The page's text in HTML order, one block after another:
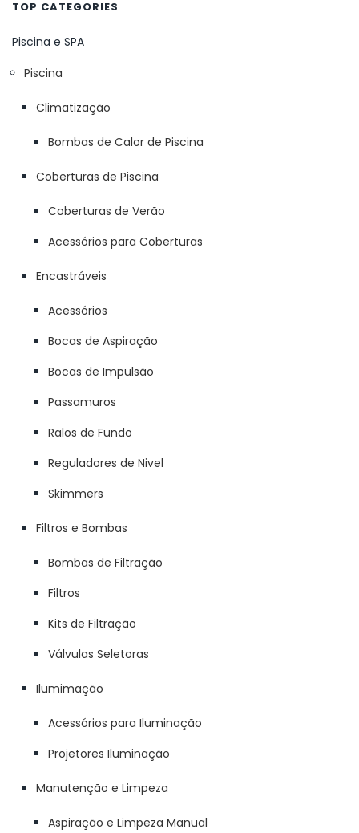
TOP CATEGORIES
Piscina e SPA
Piscina
Climatização
Bombas de Calor de Piscina
Coberturas de Piscina
Coberturas de Verão
Acessórios para Coberturas
Encastráveis
Acessórios
Bocas de Aspiração
Bocas de Impulsão
Passamuros
Ralos de Fundo
Reguladores de Nivel
Skimmers
Filtros e Bombas
Bombas de Filtração
Filtros
Kits de Filtração
Válvulas Seletoras
Ilumimação
Acessórios para Iluminação
Projetores Iluminação
Manutenção e Limpeza
Aspiração e Limpeza Manual